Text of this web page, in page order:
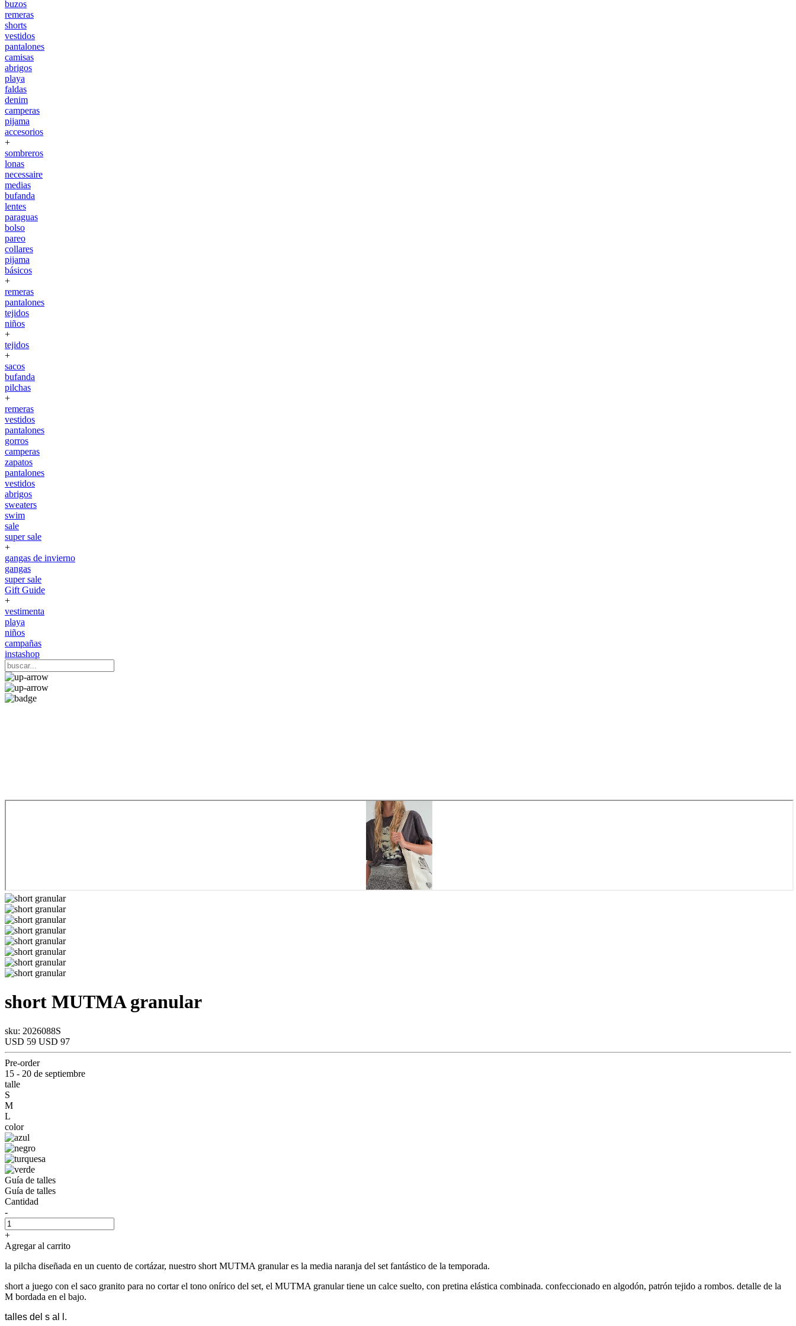
buzos
remeras
shorts
vestidos
pantalones
camisas
abrigos
playa
faldas
denim
camperas
pijama
accesorios
+
sombreros
lonas
necessaire
medias
bufanda
lentes
paraguas
bolso
pareo
collares
pijama
básicos
+
remeras
pantalones
tejidos
niños
+
tejidos
+
sacos
bufanda
pilchas
+
remeras
vestidos
pantalones
gorros
camperas
zapatos
pantalones
vestidos
abrigos
sweaters
swim
sale
super sale
+
gangas de invierno
gangas
super sale
Gift Guide
+
vestimenta
playa
niños
campañas
instashop
short MUTMAgranular
sku: 2026088S
USD 59 USD 97
Pre-order
15 - 20 de septiembre
talle
S
M
L
color
Guía de talles
Guía de talles
Cantidad
-
+
Agregar al carrito
la pilcha diseñada en un cuento de cortázar, nuestro short MUTMA granular es la media naranja del set fantástico de la temporada.
short a juego con el saco granito para no cortar el tono onírico del set, el MUTMA granular tiene un calce suelto, con pretina elástica combinada. confeccionado en algodón, patrón tejido a rombos. detalle de la
M bordada en el bajo.
talles del s al l.